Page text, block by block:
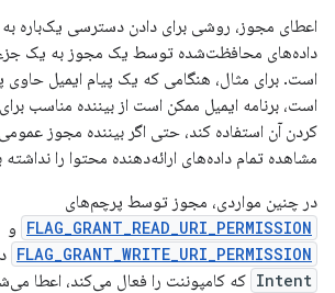
اعطای مجوز، روشی برای دادن دسترسی یک‌باره به
داده‌های محافظت‌شده توسط یک مجوز به یک جزء
است. برای مثال، هنگامی که یک پیام ایمیل
است، برنامه ایمیل ممکن است از بیننده مناسب برای
کردن آن استفاده کند، حتی اگر بیننده مجوز
مشاهده تمام داده‌های ارائه‌دهنده محتوا را نداشته
در چنین مواردی، مجوز توسط پرچم‌های
FLAG_GRANT_READ_URI_PERMISSION و
FLAG_GRANT_WRITE_URI_PERMISSION
Intent که کامپوننت را فعال می‌کند، اعطا